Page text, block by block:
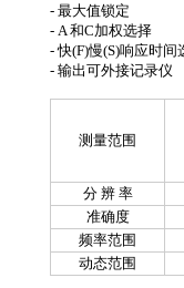
- 最大值锁定
- A 和C加权选择
- 快(F)慢(S)响应时间
- 输出可外接记录仪
测量范围
分 辨 率
准确度
频率范围
动态范围